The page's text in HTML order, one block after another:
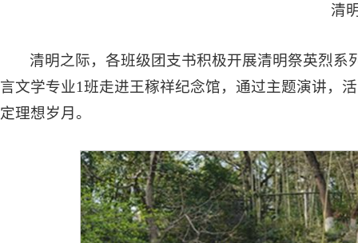
清
清明之际，各班级团支书积极开展清明祭英烈
言文学专业1班走进王稼祥纪念馆，通过主题演讲，
定理想岁月。